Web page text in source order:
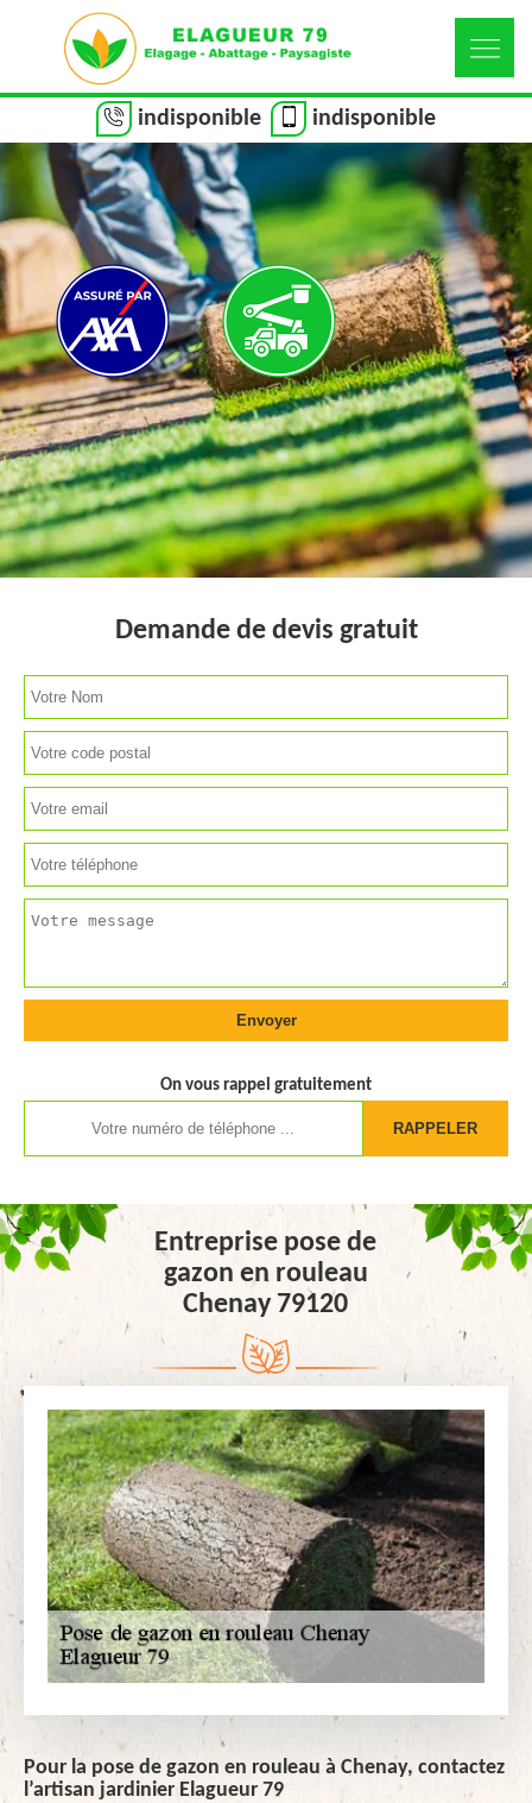
indisponible indisponible
Demande de devis gratuit
On vous rappel gratuitement
Entreprise pose de
gazon en rouleau
Chenay 79120
Pour la pose de gazon en rouleau à Chenay, contactez
l’artisan jardinier Elagueur 79